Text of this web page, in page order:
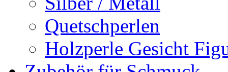
Quetschperlen
Holzperle Gesicht